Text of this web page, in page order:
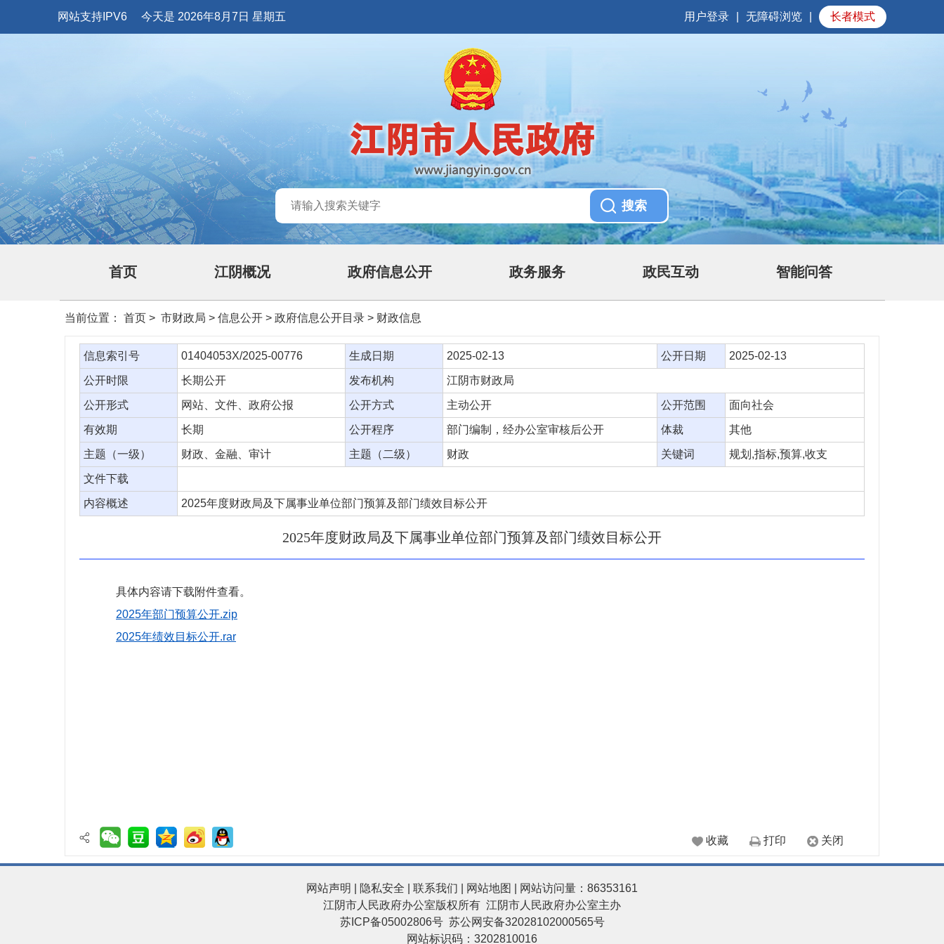
网站支持IPV6 今天是 2026年8月7日 星期五 用户登录 无障碍浏览 长者模式
首页 江阴概况 政府信息公开 政务服务 政民互动 智能问答
当前位置： 首页 > 市财政局 > 信息公开 > 政府信息公开目录 > 财政信息
信息索引号 01404053X/2025-00776 生成日期 2025-02-13 公开日期 2025-02-13
公开时限 长期公开 发布机构 江阴市财政局
公开形式 网站、文件、政府公报 公开方式 主动公开 公开范围 面向社会
有效期 长期 公开程序 部门编制，经办公室审核后公开 体裁 其他
主题（一级） 财政、金融、审计 主题（二级） 财政 关键词 规划,指标,预算,收支
文件下载
内容概述 2025年度财政局及下属事业单位部门预算及部门绩效目标公开
2025年度财政局及下属事业单位部门预算及部门绩效目标公开
具体内容请下载附件查看。
2025年部门预算公开.zip
2025年绩效目标公开.rar
收藏 打印 关闭
网站声明 隐私安全 联系我们 网站地图
| 网站访问量：86353161
江阴市人民政府办公室版权所有 江阴市人民政府办公室主办
苏ICP备05002806号 苏公网安备32028102000565号
网站标识码：3202810016